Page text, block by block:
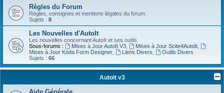
r
Règles du Forum
Règles, consignes et mentions légales du forum.
Sujets : 8
Les Nouvelles d'AutoIt
Les nouvelles concernant AutoIt et ses outils.
Sous-forums :
Mises à Jour AutoIt V3, Mises à Jour Scite4AutoIt,
Mises à Jour Koda Form Designer
Liens Divers
Outils Divers
Sujets : 66
Autoit v3